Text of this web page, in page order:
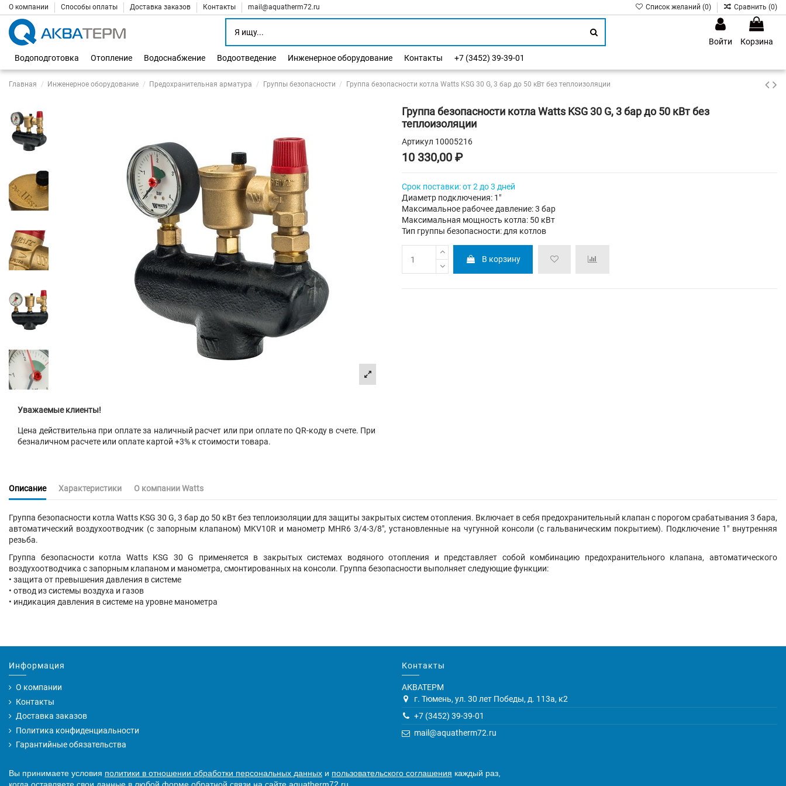
О компании Способы оплаты Доставка заказов Контакты mail@aquatherm72.ru Список желаний (0) Сравнить (0)
Войти
Корзина
Водоподготовка
Отопление Водоснабжение Водоотведение Инженерное оборудование Контакты +7 (3452) 39-39-01
Главная Инженерное оборудование Предохранительная арматура Группы безопасности Группа безопасности котла Watts KSG 30 G, 3 бар до 50 кВт без теплоизоляции
Уважаемые клиенты!
Цена действительна при оплате за наличный расчет или при оплате по QR-коду в счете. При
безналичном расчете или оплате картой +3% к стоимости товара.
Группа безопасности котла Watts KSG 30 G, 3 бар до 50 кВт без
теплоизоляции
Артикул 10005216
10 330,00 ₽
Срок поставки: от 2 до 3 дней
Диаметр подключения: 1"
Максимальное рабочее давление: 3 бар
Максимальная мощность котла: 50 кВт
Тип группы безопасности: для котлов
В корзину
Описание Характеристики О компании Watts
Группа безопасности котла Watts KSG 30 G, 3 бар до 50 кВт без теплоизоляции для защиты закрытых систем отопления. Включает в себя предохранительный клапан с порогом срабатывания 3 бара,
автоматический воздухоотводчик (с запорным клапаном) MKV10R и манометр MHR6 3/4-3/8", установленные на чугунной консоли (с гальваническим покрытием). Подключение 1" внутренняя
резьба.
Группа безопасности котла Watts KSG 30 G применяется в закрытых системах водяного отопления и представляет собой комбинацию предохранительного клапана, автоматического
воздухоотводчика с запорным клапаном и манометра, смонтированных на консоли. Группа безопасности выполняет следующие функции:
• защита от превышения давления в системе
• отвод из системы воздуха и газов
• индикация давления в системе на уровне манометра
Информация
О компании
Контакты
Доставка заказов
Политика конфиденциальности
Гарантийные обязательства
Контакты
АКВАТЕРМ
г. Тюмень, ул. 30 лет Победы, д. 113а, к2
+7 (3452) 39-39-01
mail@aquatherm72.ru
Вы принимаете условия политики в отношении обработки персональных данных и пользовательского соглашения каждый раз,